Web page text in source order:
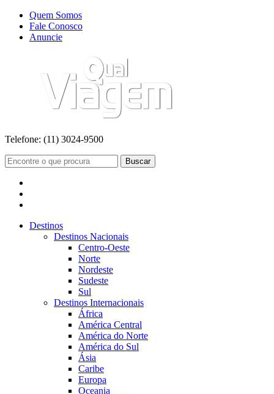
Quem Somos
Fale Conosco
Anuncie
Telefone: (11) 3024-9500
Buscar
Destinos
Destinos Nacionais
Centro-Oeste
Norte
Nordeste
Sudeste
Sul
Destinos Internacionais
África
América Central
América do Norte
América do Sul
Ásia
Caribe
Europa
Oceania